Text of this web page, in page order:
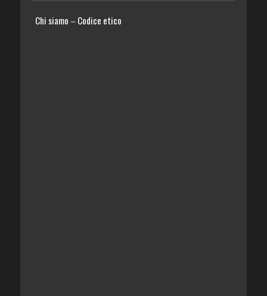
Chi siamo – Codice etico